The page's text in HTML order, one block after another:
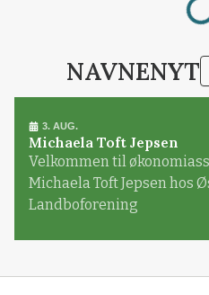
NAVNENYT
3. AUG.
Michaela Toft Jepsen
Velkommen til
Michaela Toft Jepsen hos
Landboforening